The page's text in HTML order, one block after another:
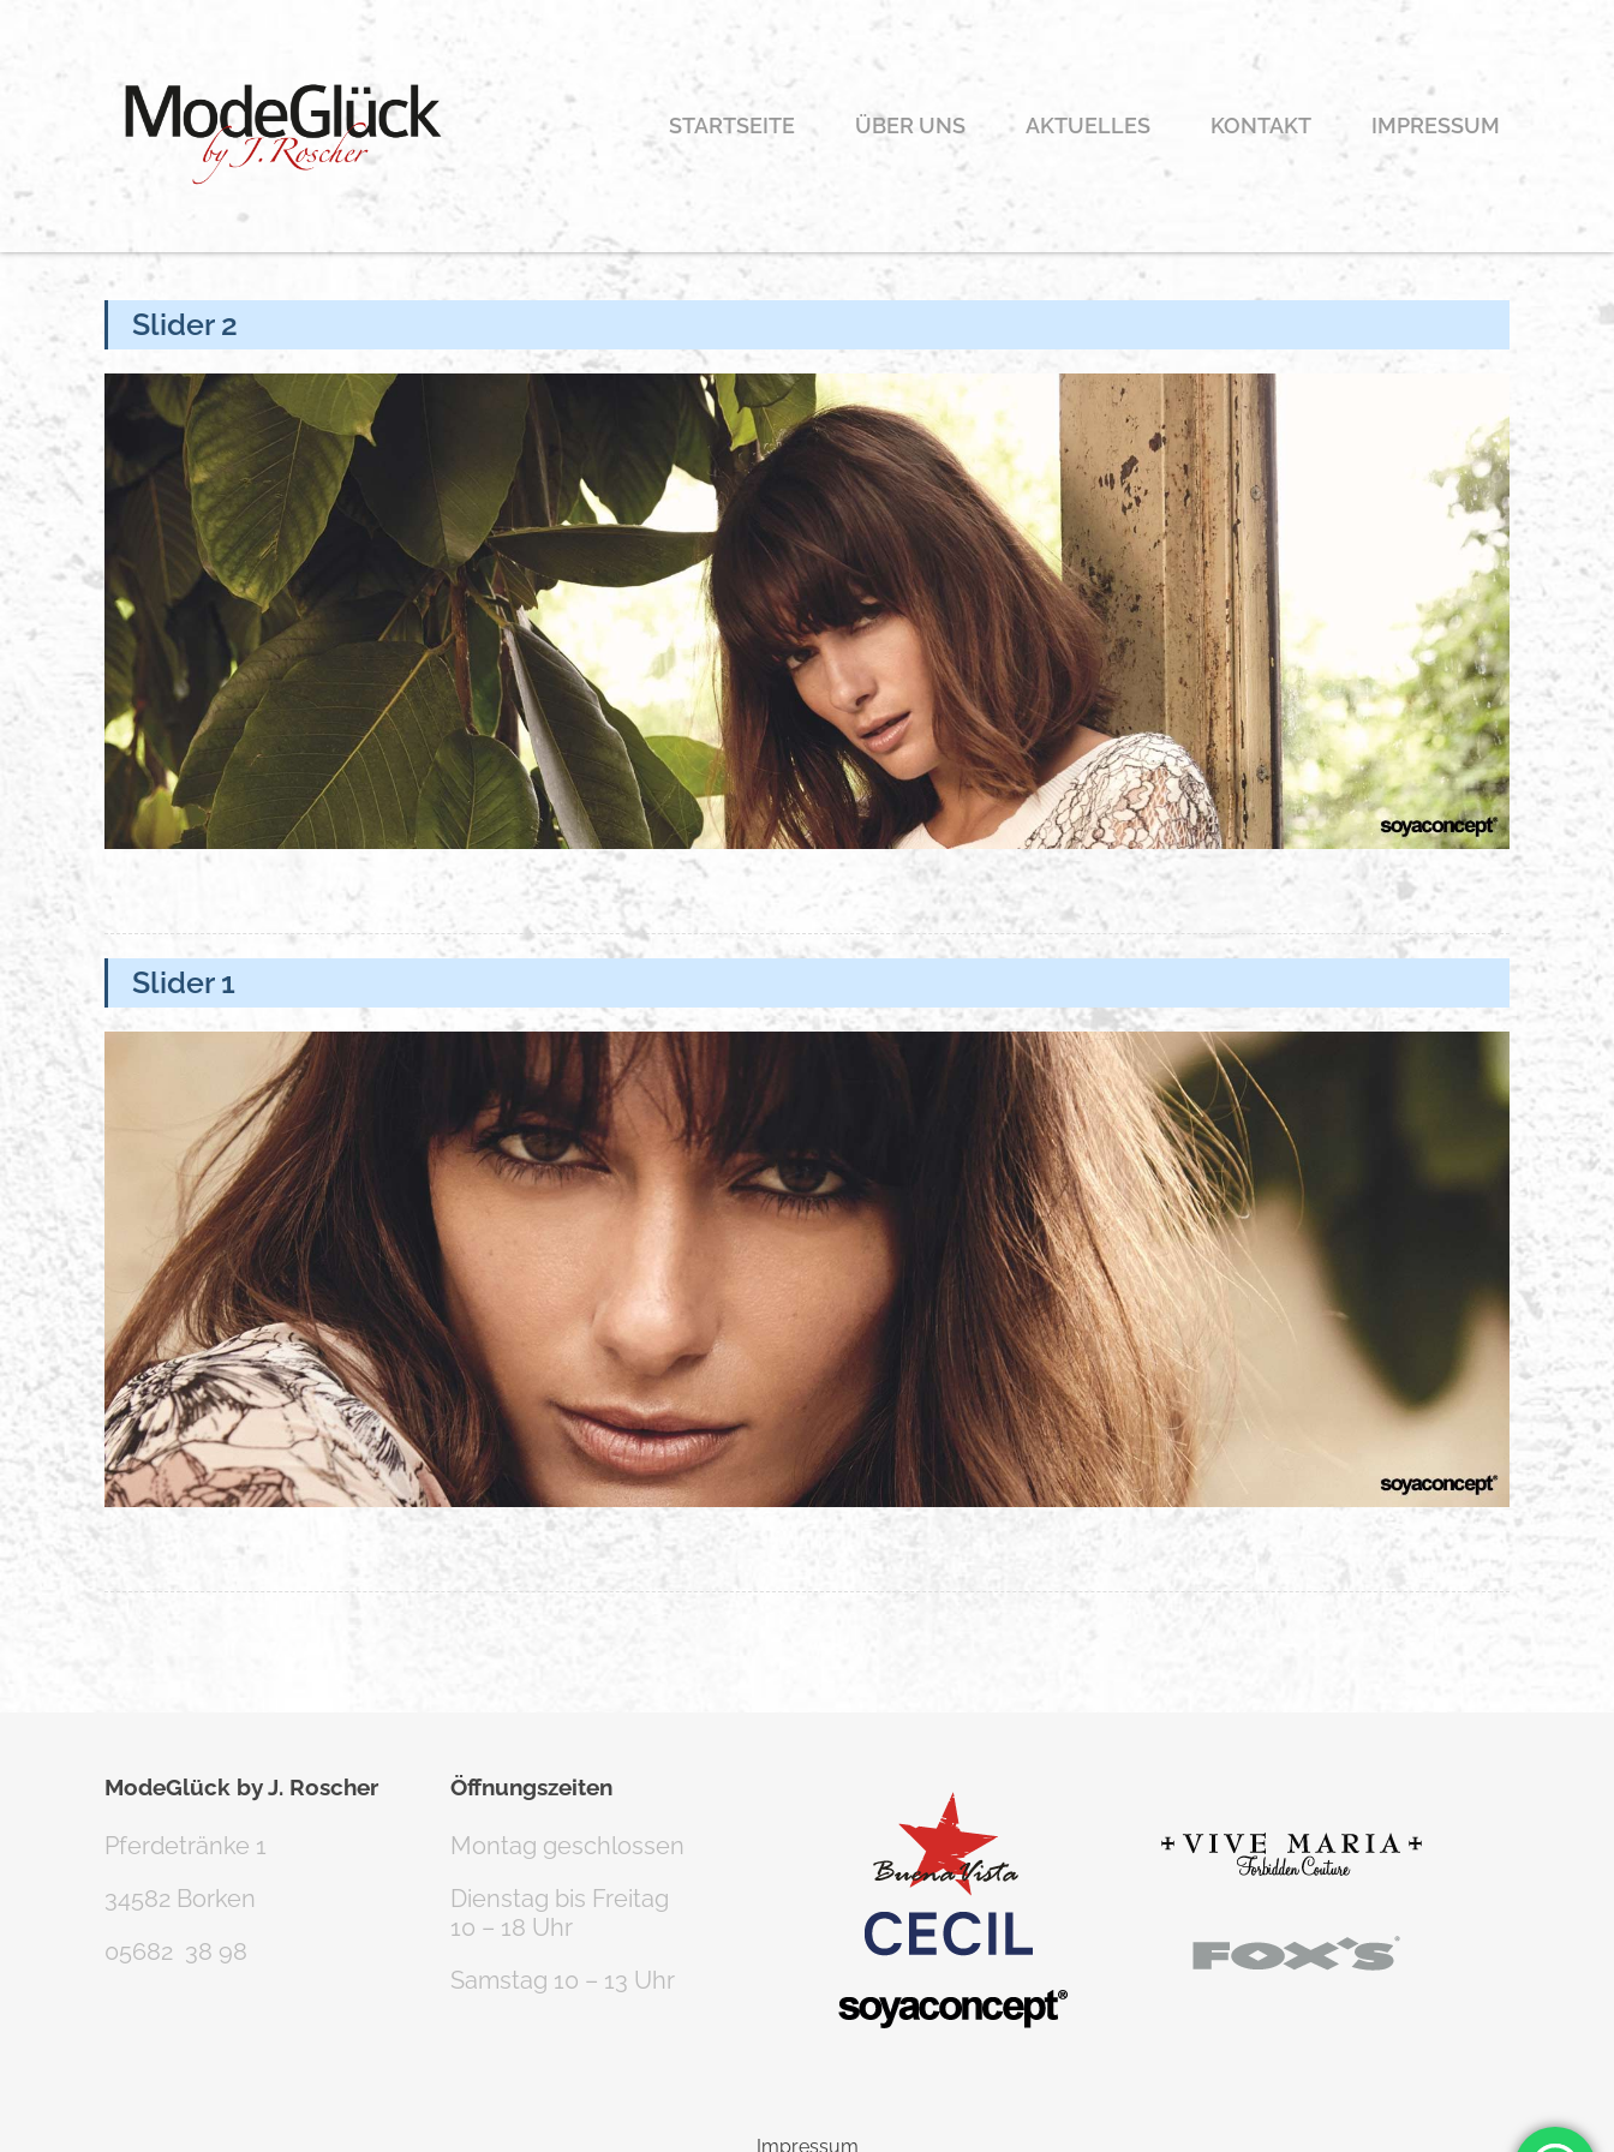
content
STARTSEITE ÜBER UNS AKTUELLES KONTAKT IMPRESSUM
Slider 2
Slider 1
ModeGlück by J. Roscher
Pferdetränke 1
34582 Borken
05682 38 98
Öffnungszeiten
Montag geschlossen
Dienstag bis Freitag
10 – 18 Uhr
Samstag 10 – 13 Uhr
Impressum